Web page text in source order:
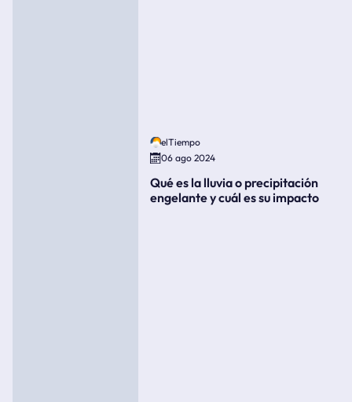
elTiempo
06 ago 2024
Qué es la lluvia o precipitación
engelante y cuál es su impacto